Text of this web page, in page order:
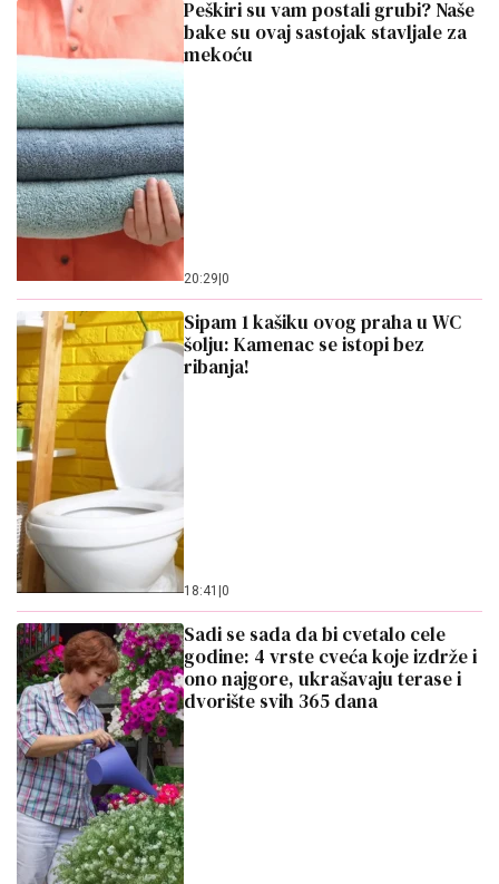
Peškiri su vam postali grubi? Naše
bake su ovaj sastojak stavljale za
mekoću
20:29 0
Sipam 1 kašiku ovog praha u WC
šolju: Kamenac se istopi bez
ribanja!
18:41 0
Sadi se sada da bi cvetalo cele
godine: 4 vrste cveća koje izdrže i
ono najgore, ukrašavaju terase i
dvorište svih 365 dana